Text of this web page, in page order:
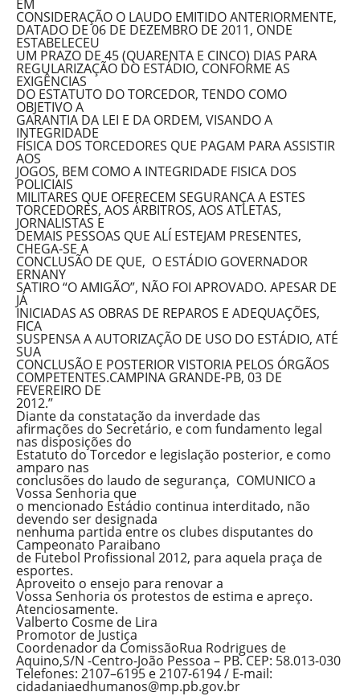
EM
CONSIDERAÇÃO O LAUDO EMITIDO ANTERIORMENTE,
DATADO DE 06 DE DEZEMBRO DE 2011, ONDE
ESTABELECEU
UM PRAZO DE 45 (QUARENTA E CINCO) DIAS PARA
REGULARIZAÇÃO DO ESTÁDIO, CONFORME AS
EXIGÊNCIAS
DO ESTATUTO DO TORCEDOR, TENDO COMO
OBJETIVO A
GARANTIA DA LEI E DA ORDEM, VISANDO A
INTEGRIDADE
FÍSICA DOS TORCEDORES QUE PAGAM PARA ASSISTIR
AOS
JOGOS, BEM COMO A INTEGRIDADE FISICA DOS
POLICIAIS
MILITARES QUE OFERECEM SEGURANÇA A ESTES
TORCEDORES, AOS ÁRBITROS, AOS ATLETAS,
JORNALISTAS E
DEMAIS PESSOAS QUE ALÍ ESTEJAM PRESENTES,
CHEGA-SE A
CONCLUSÃO DE QUE, O ESTÁDIO GOVERNADOR
ERNANY
SATIRO “O AMIGÃO”, NÃO FOI APROVADO. APESAR DE
JÁ
INICIADAS AS OBRAS DE REPAROS E ADEQUAÇÕES,
FICA
SUSPENSA A AUTORIZAÇÃO DE USO DO ESTÁDIO, ATÉ
SUA
CONCLUSÃO E POSTERIOR VISTORIA PELOS ÓRGÃOS
COMPETENTES.CAMPINA GRANDE-PB, 03 DE
FEVEREIRO DE
2012.”
Diante da constatação da inverdade das
afirmações do Secretário, e com fundamento legal
nas disposições do
Estatuto do Torcedor e legislação posterior, e como
amparo nas
conclusões do laudo de segurança, COMUNICO a
Vossa Senhoria que
o mencionado Estádio continua interditado, não
devendo ser designada
nenhuma partida entre os clubes disputantes do
Campeonato Paraibano
de Futebol Profissional 2012, para aquela praça de
esportes.
Aproveito o ensejo para renovar a
Vossa Senhoria os protestos de estima e apreço.
Atenciosamente.
Valberto Cosme de Lira
Promotor de Justiça
Coordenador da ComissãoRua Rodrigues de
Aquino,S/N -Centro-João Pessoa – PB. CEP: 58.013-030
Telefones: 2107–6195 e 2107-6194 / E-mail:
cidadaniaedhumanos@mp.pb.gov.br